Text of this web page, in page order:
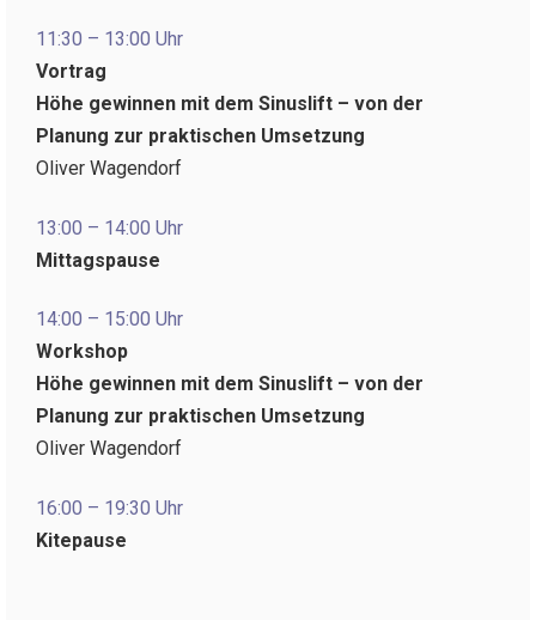
11:30 – 13:00 Uhr
Vortrag
Höhe gewinnen mit dem Sinuslift – von der
Planung zur praktischen Umsetzung
Oliver Wagendorf
13:00 – 14:00 Uhr
Mittagspause
14:00 – 15:00 Uhr
Workshop
Höhe gewinnen mit dem Sinuslift – von der
Planung zur praktischen Umsetzung
Oliver Wagendorf
16:00 – 19:30 Uhr
Kitepause